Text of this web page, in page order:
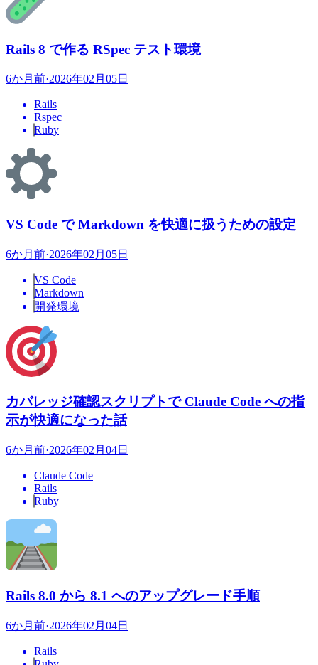
Rails 8 で作る RSpec テスト環境
6か月前·2026年02月05日
Rails
Rspec
Ruby
VS Code で Markdown を快適に扱うための設定
6か月前·2026年02月05日
VS Code
Markdown
開発環境
カバレッジ確認スクリプトで Claude Code への指
示が快適になった話
6か月前·2026年02月04日
Claude Code
Rails
Ruby
Rails 8.0 から 8.1 へのアップグレード手順
6か月前·2026年02月04日
Rails